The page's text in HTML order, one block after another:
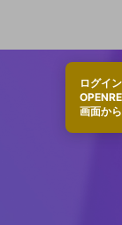
ログイ
画面か